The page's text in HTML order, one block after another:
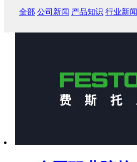
全部 公司新闻 产品知识 行业新闻